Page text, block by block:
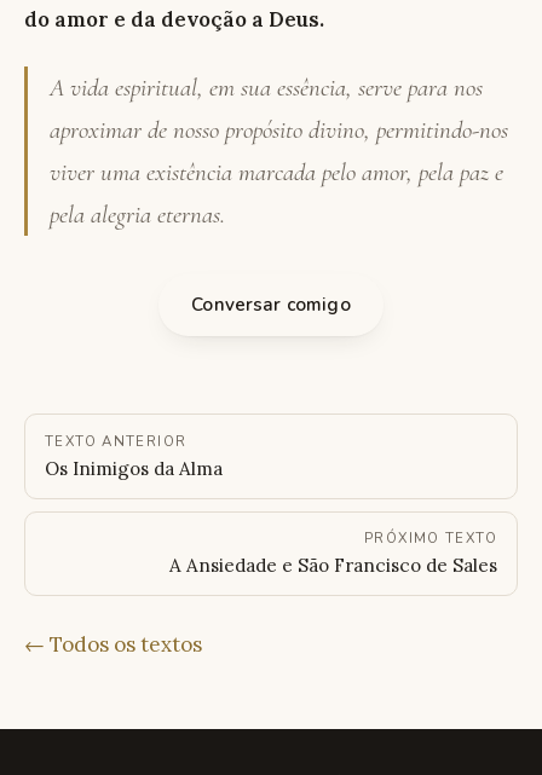
do amor e da devoção a Deus.
A vida espiritual, em sua essência, serve para nos
aproximar de nosso propósito divino, permitindo-nos
viver uma existência marcada pelo amor, pela paz e
pela alegria eternas.
Conversar comigo
TEXTO ANTERIOR
Os Inimigos da Alma
PRÓXIMO TEXTO
A Ansiedade e São Francisco de Sales
← Todos os textos